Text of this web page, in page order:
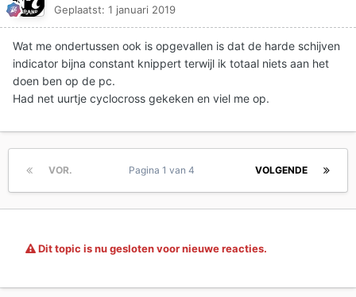
Geplaatst: 1 januari 2019
Wat me ondertussen ook is opgevallen is dat de harde schijven
indicator bijna constant knippert terwijl ik totaal niets aan het
doen ben op de pc.
Had net uurtje cyclocross gekeken en viel me op.
VOR. VOLGENDE
Pagina 1 van 4
Dit topic is nu gesloten voor nieuwe reacties.